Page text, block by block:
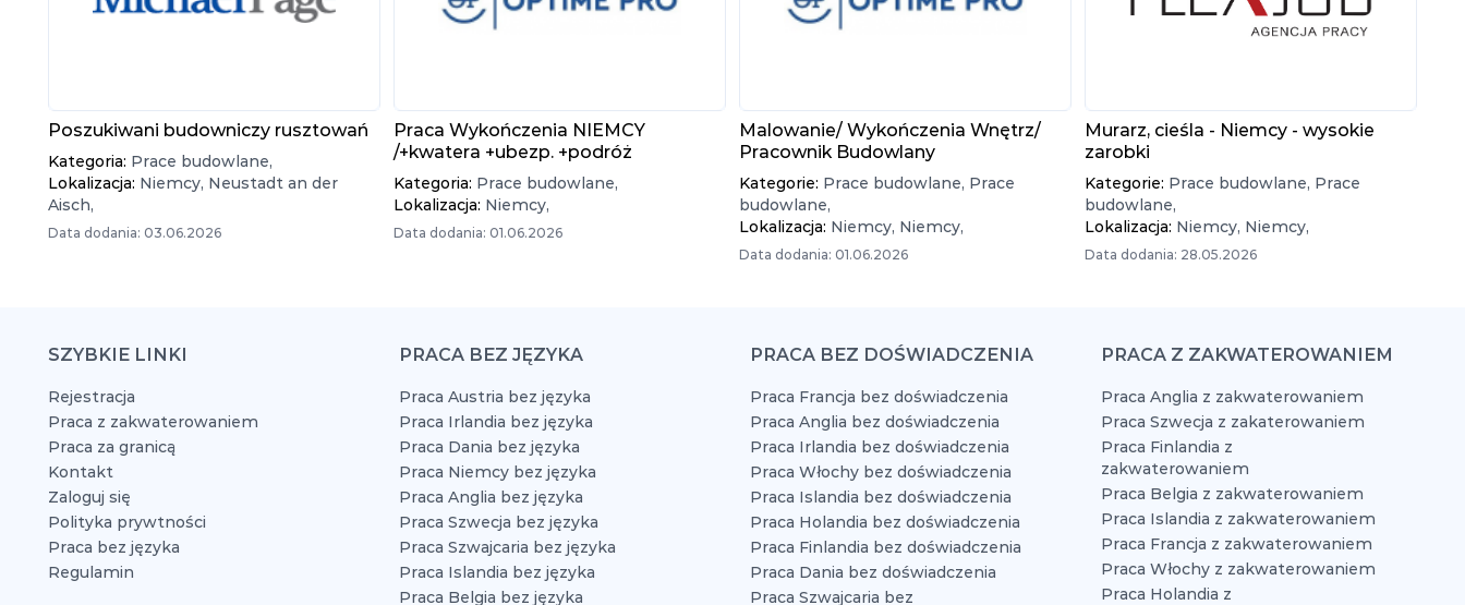
Poszukiwani budowniczy rusztowań
Kategoria: Prace budowlane,
Lokalizacja: Niemcy, Neustadt an der
Aisch,
Data dodania: 03.06.2026
Praca Wykończenia NIEMCY
/+kwatera +ubezp. +podróż
Kategoria: Prace budowlane,
Lokalizacja: Niemcy,
Data dodania: 01.06.2026
Malowanie/ Wykończenia Wnętrz/
Pracownik Budowlany
Kategorie: Prace budowlane, Prace
budowlane,
Lokalizacja: Niemcy, Niemcy,
Data dodania: 01.06.2026
Murarz, cieśla - Niemcy - wysokie
zarobki
Kategorie: Prace budowlane, Prace
budowlane,
Lokalizacja: Niemcy, Niemcy,
Data dodania: 28.05.2026
SZYBKIE LINKI
Rejestracja
Praca z zakwaterowaniem
Praca za granicą
Kontakt
Zaloguj się
Polityka prywtności
Praca bez języka
Regulamin
PRACA BEZ JĘZYKA
Praca Austria bez języka
Praca Irlandia bez języka
Praca Dania bez języka
Praca Niemcy bez języka
Praca Anglia bez języka
Praca Szwecja bez języka
Praca Szwajcaria bez języka
Praca Islandia bez języka
Praca Belgia bez języka
PRACA BEZ DOŚWIADCZENIA
Praca Francja bez doświadczenia
Praca Anglia bez doświadczenia
Praca Irlandia bez doświadczenia
Praca Włochy bez doświadczenia
Praca Islandia bez doświadczenia
Praca Holandia bez doświadczenia
Praca Finlandia bez doświadczenia
Praca Dania bez doświadczenia
Praca Szwajcaria bez
PRACA Z ZAKWATEROWANIEM
Praca Anglia z zakwaterowaniem
Praca Szwecja z zakaterowaniem
Praca Finlandia z
zakwaterowaniem
Praca Belgia z zakwaterowaniem
Praca Islandia z zakwaterowaniem
Praca Francja z zakwaterowaniem
Praca Włochy z zakwaterowaniem
Praca Holandia z